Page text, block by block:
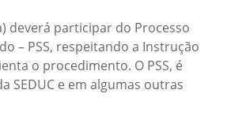
deverá participar do Processo
– PSS, respeitando a Instrução
o procedimento. O PSS, é
SEDUC e em algumas outras